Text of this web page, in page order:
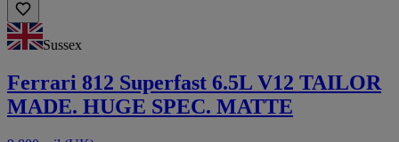
Sussex
Ferrari 812 Superfast 6.5L V12 TAILOR
MADE. HUGE SPEC. MATTE